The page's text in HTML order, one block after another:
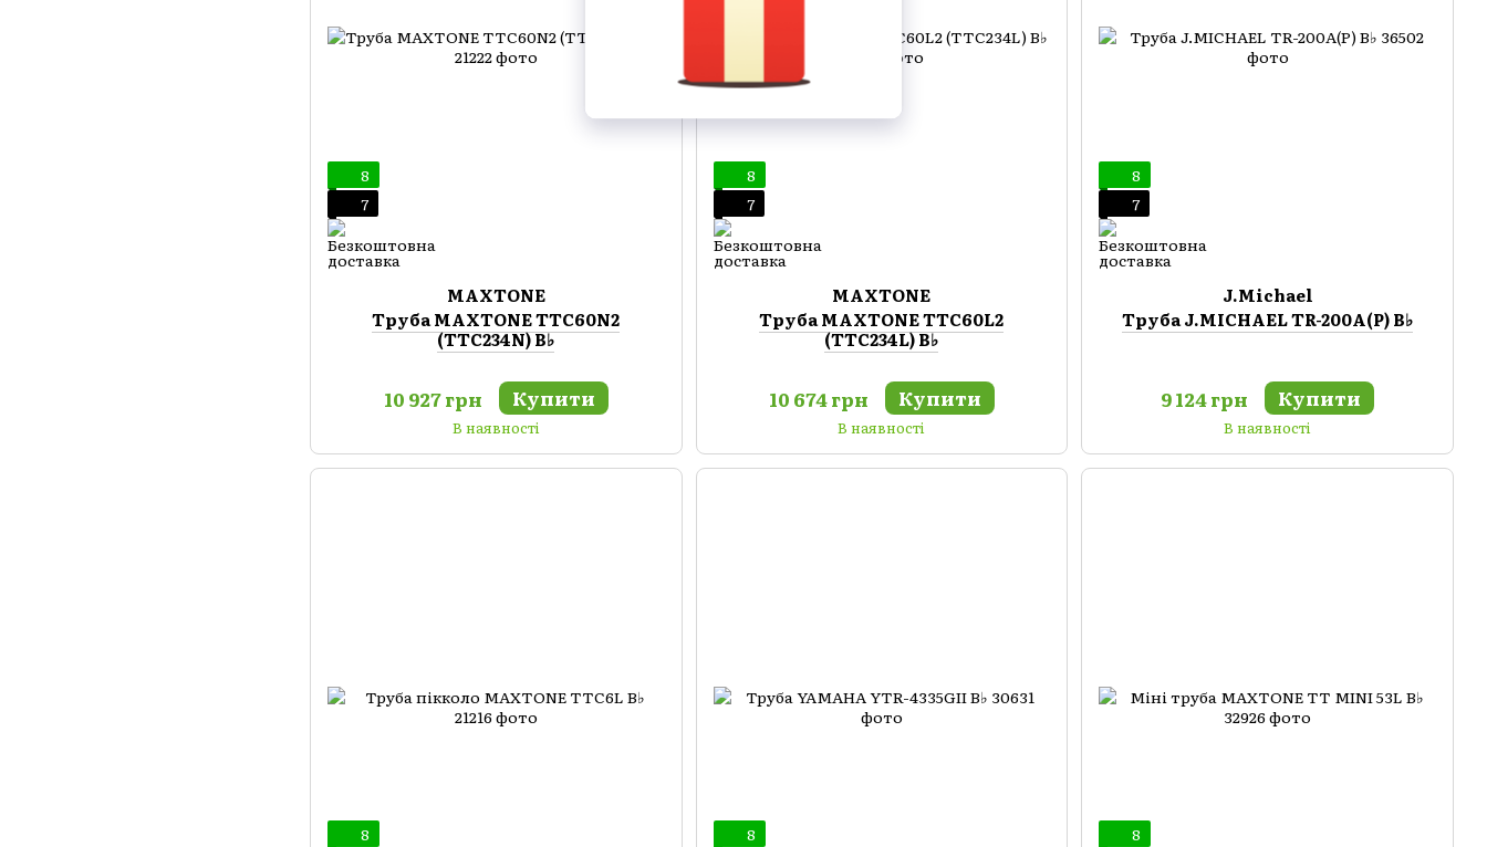
8
7
MAXTONE
Труба MAXTONE TTC60N2
(TTC234N) B♭
10 927 грн Купити
В наявності
8
7
MAXTONE
Труба MAXTONE TTC60L2
(TTC234L) B♭
10 674 грн Купити
В наявності
8
7
J.Michael
Труба J.MICHAEL TR-200A(P) B♭
9 124 грн Купити
В наявності
8
8
8